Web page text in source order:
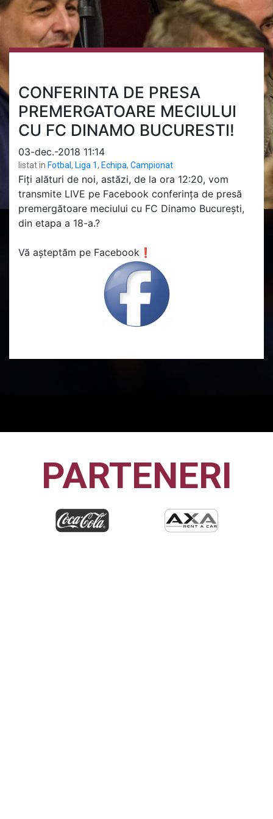
CONFERINTA DE PRESA
PREMERGATOARE MECIULUI
CU FC DINAMO BUCURESTI!
03-dec.-2018 11:14
listat in Fotbal, Liga 1, Echipa, Campionat
Fiți alături de noi, astăzi, de la ora 12:20, vom
transmite LIVE pe Facebook conferința de presă
premergătoare meciului cu FC Dinamo București,
din etapa a 18-a.?
Vă așteptăm pe Facebook ❗
PARTENERI